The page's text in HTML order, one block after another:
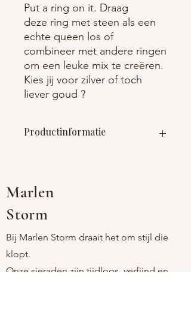
Put a ring on it. Draag
deze ring met steen als een
echte queen los of
combineer met andere ringen
om een leuke mix te creëren.
Kies jij voor zilver of toch
liever goud ?
Productinformatie
Afmetingen : aanpasbaar
Marlen
Storm
Bij Marlen Storm draait het om stijl die
klopt.
Onze sieraden zijn tijdloos, verfijnd en